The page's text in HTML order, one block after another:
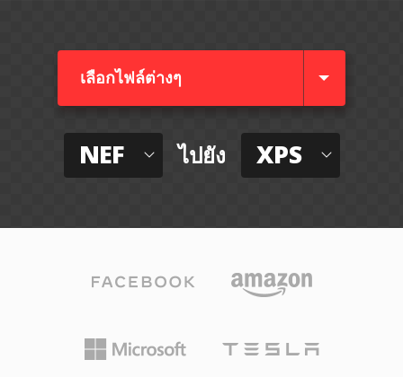
เลือกไฟล์ต่างๆ​
NEF ไปยัง XPS